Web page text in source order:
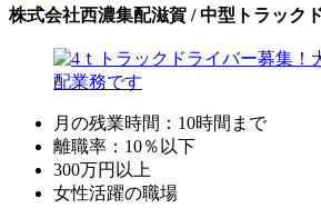
株式会社西濃集配滋賀 / 中型トラック
月の残業時間：10時間まで
離職率：10％以下
300万円以上
女性活躍の職場